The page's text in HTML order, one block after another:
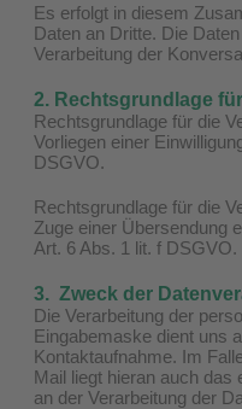
Es erfolgt in diesem
Daten an Dritte. Die
Verarbeitung der
2. Rechtsgrundlage
Rechtsgrundlage für die
Vorliegen einer
DSGVO.
Rechtsgrundlage für die
Zuge einer Übersendung
Art. 6 Abs. 1 lit. f DSGVO.
3. Zweck der
Die Verarbeitung der
Eingabemaske dient uns
Kontaktaufnahme. Im
Mail liegt hieran auch das
an der Verarbeitung der